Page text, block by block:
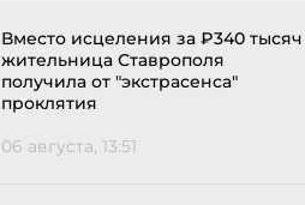
Вместо исцеления за ₽340 тысяч
жительница Ставрополя
получила от "экстрасенса"
проклятия
06 августа, 13:51